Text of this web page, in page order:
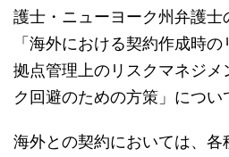
護士・ニューヨーク州弁護士
「海外における契約作成時
拠点管理上のリスクマネジメ
ク回避のための方策」につい
海外との契約においては、各